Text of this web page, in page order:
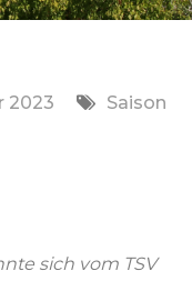
2023
Saison
sich vom TSV